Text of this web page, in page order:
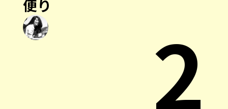
便り
2